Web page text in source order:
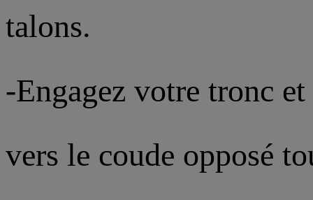
talons.
-Engagez votre tronc
vers le coude opposé